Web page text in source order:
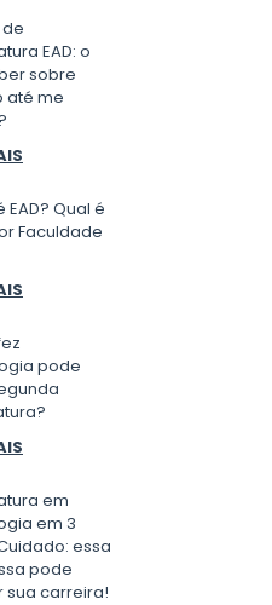
EAD: o
sobre
até me
EAD? Qual é
Faculdade
pode
em
em 3
essa
pode
sua carreira!